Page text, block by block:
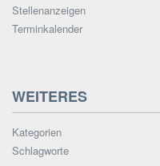
Stellenanzeigen
Terminkalender
WEITERES
Kategorien
Schlagworte